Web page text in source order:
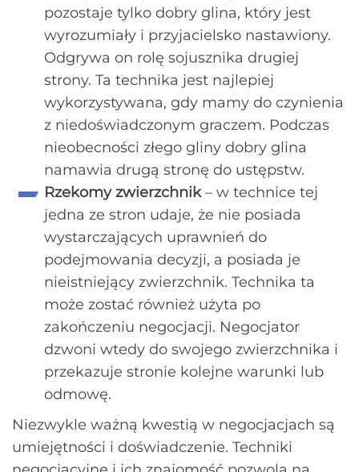
pozostaje tylko dobry glina, który jest
wyrozumiały i przyjacielsko nastawiony.
Odgrywa on rolę sojusznika drugiej
strony. Ta technika jest najlepiej
wykorzystywana, gdy mamy do czynienia
z niedoświadczonym graczem. Podczas
nieobecności złego gliny dobry glina
namawia drugą stronę do ustępstw.
Rzekomy zwierzchnik– w technice tej
jedna ze stron udaje, że nie posiada
wystarczających uprawnień do
podejmowania decyzji, a posiada je
nieistniejący zwierzchnik. Technika ta
może zostać również użyta po
zakończeniu negocjacji. Negocjator
dzwoni wtedy do swojego zwierzchnika i
przekazuje stronie kolejne warunki lub
odmowę.
Niezwykle ważną kwestią w negocjacjach są
umiejętności i doświadczenie. Techniki